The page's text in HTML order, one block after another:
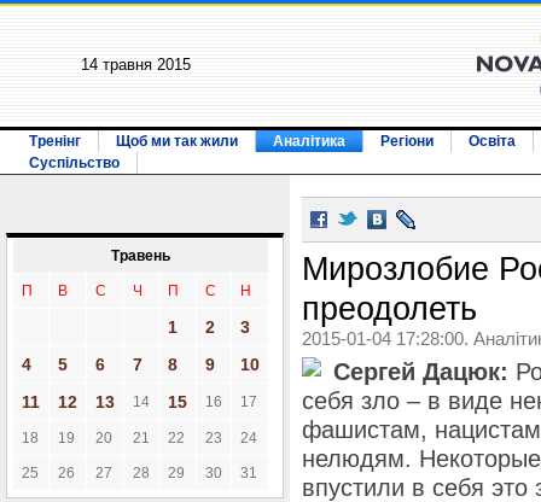
14 травня 2015
Тренінг Щоб ми так жили Аналітика Регіони
Освіта
Суспільство
Травень
П В С Ч П С Н
1 2
3
4
5 6 7 8 9
10
11
12 13 14 15 16 17
18 19 20 21 22 23 24
25 26 27 28 29 30 31
Мирозлобие
преодолеть
2015-01-04 17:28:00.
Сергей Дацюк:
себя зло – в виде
фашистам,
нелюдям.
впустили в себя это